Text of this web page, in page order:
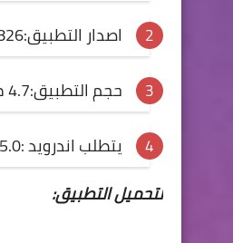
اصدار التطبيق:20170826
حجم التطبيق:4.7 ميجا بايت
يتطلب اندرويد :5.0 فما فوق
لتحميل التطبيق: